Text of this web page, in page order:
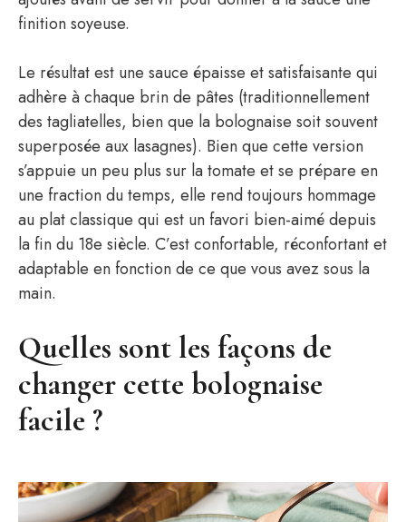
finition soyeuse.
Le résultat est une sauce épaisse et satisfaisante qui
adhère à chaque brin de pâtes (traditionnellement
des tagliatelles, bien que la bolognaise soit souvent
superposée aux lasagnes). Bien que cette version
s’appuie un peu plus sur la tomate et se prépare en
une fraction du temps, elle rend toujours hommage
au plat classique qui est un favori bien-aimé depuis
la fin du 18e siècle. C’est confortable, réconfortant et
adaptable en fonction de ce que vous avez sous la
main.
Quelles sont les façons de
changer cette bolognaise
facile ?